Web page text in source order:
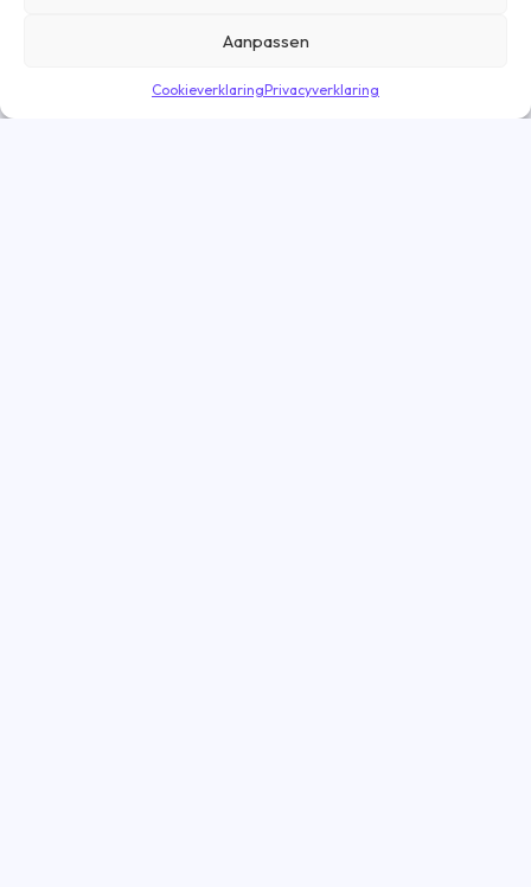
meer informatie? Lees dan onzeAanpassen
CookieverklaringPrivacyverklaring